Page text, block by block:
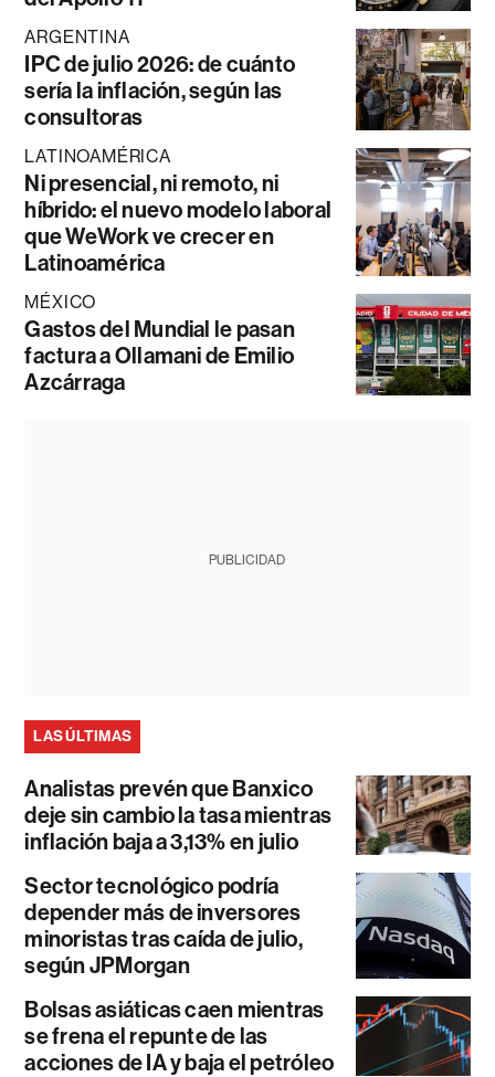
ARGENTINA
IPC de julio 2026: de cuánto
sería la inflación, según las
consultoras
LATINOAMÉRICA
Ni presencial, ni remoto, ni
híbrido: el nuevo modelo laboral
que WeWork ve crecer en
Latinoamérica
MÉXICO
Gastos del Mundial le pasan
factura a Ollamani de Emilio
Azcárraga
PUBLICIDAD
LAS ÚLTIMAS
Analistas prevén que Banxico
deje sin cambio la tasa mientras
inflación baja a 3,13% en julio
Sector tecnológico podría
depender más de inversores
minoristas tras caída de julio,
según JPMorgan
Bolsas asiáticas caen mientras
se frena el repunte de las
acciones de IA y baja el petróleo